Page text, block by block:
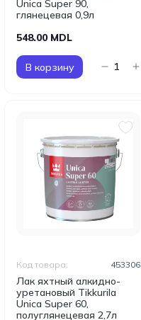
Unica Super 90,
глянецевая 0,9л
548.00 MDL
В корзину
Лак яхтный алкидно-
уретановый Tikkurila
Unica Super 60,
полуглянецевая 2,7л
Код товара: 453306